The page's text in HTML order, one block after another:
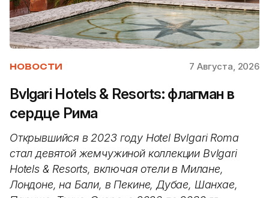
НОВОСТИ 7 Августа, 2026
Bvlgari Hotels & Resorts: флагман в
сердце Рима
Открывшийся в 2023 году Hotel Bvlgari Roma
стал девятой жемчужиной коллекции Bvlgari
Hotels & Resorts, включая отели в Милане,
Лондоне, на Бали, в Пекине, Дубае, Шанхае,